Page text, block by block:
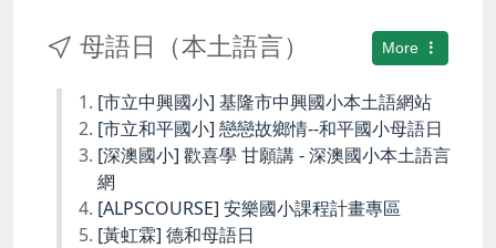
More
母語日（本土語言）
[市立中興國小] 基隆市中興國小本土語網站
[市立和平國小] 戀戀故鄉情--和平國小母語日
[深澳國小] 歡喜學 甘願講 - 深澳國小本土語言
網
[ALPSCOURSE] 安樂國小課程計畫專區
[黃虹霖] 德和母語日